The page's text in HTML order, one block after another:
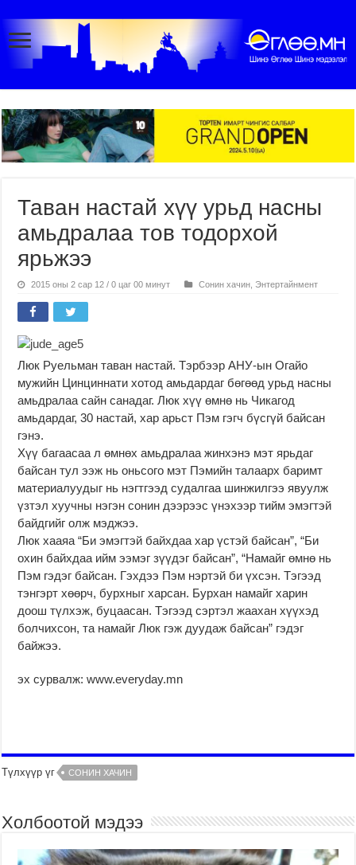
Таван настай хүү урьд насны
амьдралаа тов тодорхой
ярьжээ
2015 оны 2 сар 12 / 0 цаг 00 минут Сонин хачин Энтертайнмент
Люк Руельман таван настай. Тэрбээр АНУ-ын Огайо
мужийн Цинциннати хотод амьдардаг бөгөөд урьд насны
амьдралаа сайн санадаг. Люк хүү өмнө нь Чикагод
амьдардаг, 30 настай, хар арьст Пэм гэгч бүсгүй байсан
гэнэ.
Хүү багаасаа л өмнөх амьдралаа жинхэнэ мэт ярьдаг
байсан тул ээж нь оньсого мэт Пэмийн талаарх баримт
материалуудыг нь нэгтгээд судалгаа шинжилгээ явуулж
үзтэл хуучны нэгэн сонин дээрээс үнэхээр тийм эмэгтэй
байдгийг олж мэджээ.
Люк хааяа “Би эмэгтэй байхдаа хар үстэй байсан”, “Би
охин байхдаа ийм ээмэг зүүдэг байсан”, “Намайг өмнө нь
Пэм гэдэг байсан. Гэхдээ Пэм нэртэй би үхсэн. Тэгээд
тэнгэрт хөөрч, бурхныг харсан. Бурхан намайг харин
доош түлхэж, буцаасан. Тэгээд сэртэл жаахан хүүхэд
болчихсон, та намайг Люк гэж дуудаж байсан” гэдэг
байжээ.
эх сурвалж: www.everyday.mn
Түлхүүр үг СОНИН ХАЧИН
Холбоотой мэдээ